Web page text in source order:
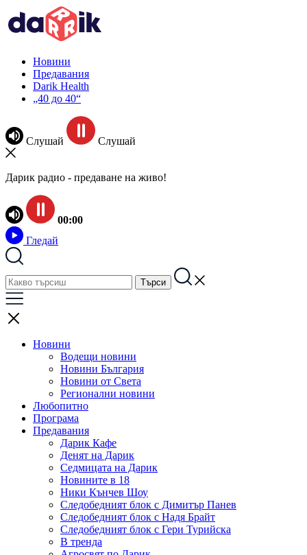
Новини
Предавания
Darik Health
„40 до 40“
Слушай Слушай
Дарик радио - предаване на живо!
00:00
Гледай
Новини
Водещи новини
Новини България
Новини от Света
Регионални новини
Любопитно
Програма
Предавания
Дарик Кафе
Денят на Дарик
Седмицата на Дарик
Новините в 18
Ники Кънчев Шоу
Следобедният блок с Димитър Панев
Следобедният блок с Надя Брайт
Следобедният блок с Гери Турийска
В тренда